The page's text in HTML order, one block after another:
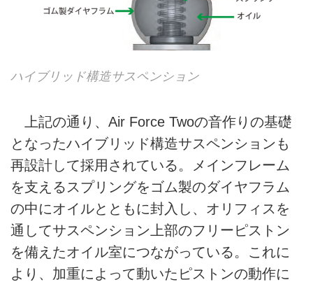
ハイブリッド構造サスペンション
上記の通り、Air Force Twoの音作りの基礎
となったハイブリッド構造サスペンションも
再設計して採用されている。メインフレーム
を支えるスプリングをゴム製のダイヤフラム
の中にオイルとともに封入し、オリフィスを
通してサスペンション上部のフリーピストン
を備えたオイル室につながっている。これに
より、加重によって動いたピストンの動作に